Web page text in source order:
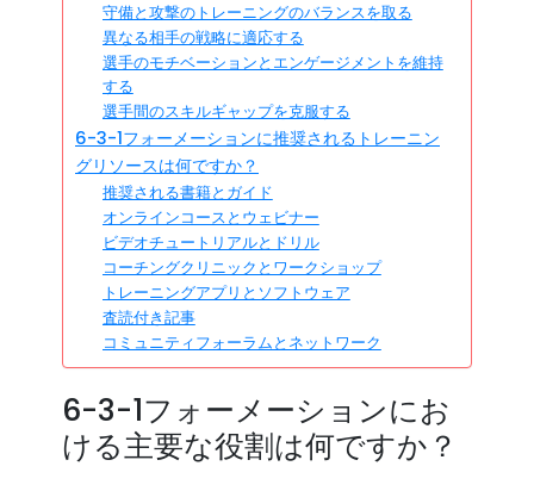
守備と攻撃のトレーニングのバランスを取る
異なる相手の戦略に適応する
選手のモチベーションとエンゲージメントを維持
する
選手間のスキルギャップを克服する
6-3-1フォーメーションに推奨されるトレーニン
グリソースは何ですか？
推奨される書籍とガイド
オンラインコースとウェビナー
ビデオチュートリアルとドリル
コーチングクリニックとワークショップ
トレーニングアプリとソフトウェア
査読付き記事
コミュニティフォーラムとネットワーク
6-3-1フォーメーションにお
ける主要な役割は何ですか？